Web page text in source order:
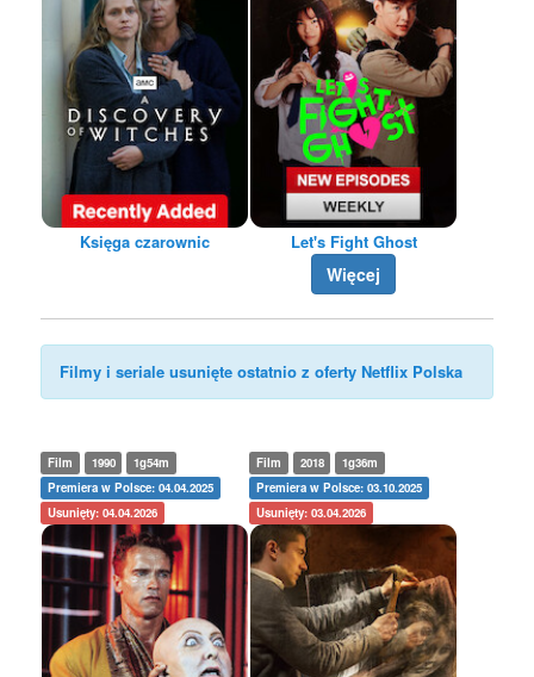
Księga czarownic Let's Fight Ghost
Więcej
Filmy i seriale usunięte ostatnio z oferty Netflix Polska
Film 1990
1g54m
Premiera w Polsce: 04.04.2025
Usunięty: 04.04.2026
Film 2018
1g36m
Premiera w Polsce: 03.10.2025
Usunięty: 03.04.2026